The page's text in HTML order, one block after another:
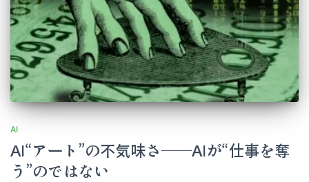
AI
AI“アート”の不気味さ――AIが“仕事を奪
う”のではない